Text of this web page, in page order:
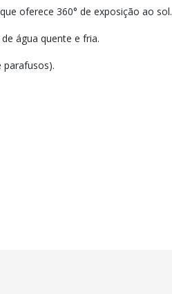
oferece 360° de exposição ao sol.
água quente e fria.
parafusos).